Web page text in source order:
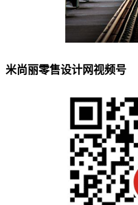
米尚丽零售设计网视频号